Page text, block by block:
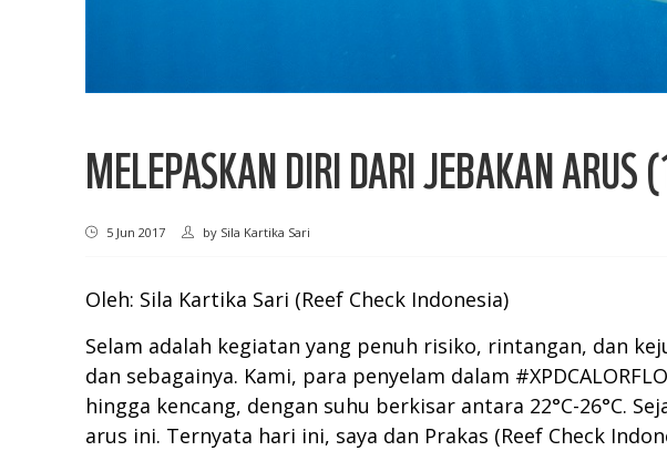
MELEPASKAN DIRI DARI JEBAKAN ARUS
5 Jun 2017 by Sila Kartika Sari
Oleh: Sila Kartika Sari (Reef Check Indonesia)
Selam adalah kegiatan yang penuh risiko, rintangan, dan
dan sebagainya. Kami, para penyelam dalam
hingga kencang, dengan suhu berkisar antara 22°C-26°C.
arus ini. Ternyata hari ini, saya dan Prakas (Reef Check